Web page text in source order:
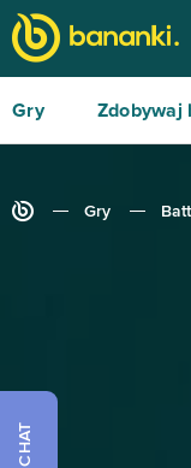
Gry Zdobywaj
Gry
CHAT